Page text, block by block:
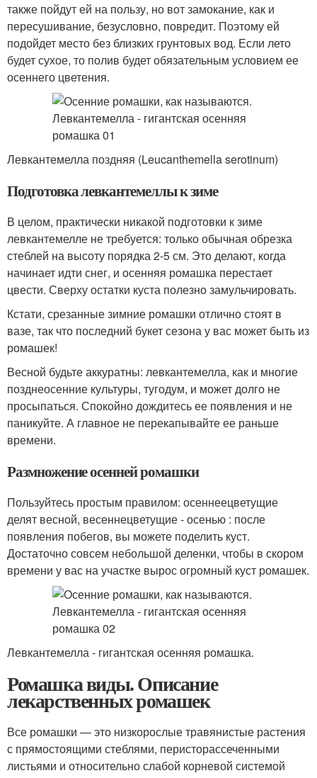
также пойдут ей на пользу, но вот замокание, как и
пересушивание, безусловно, повредит. Поэтому ей
подойдет место без близких грунтовых вод. Если лето
будет сухое, то полив будет обязательным условием ее
осеннего цветения.
Левкантемелла поздняя (Leucanthemella serotinum)
Подготовка левкантемеллы к зиме
В целом, практически никакой подготовки к зиме
левкантемелле не требуется: только обычная обрезка
стеблей на высоту порядка 2-5 см. Это делают, когда
начинает идти снег, и осенняя ромашка перестает
цвести. Сверху остатки куста полезно замульчировать.
Кстати, срезанные зимние ромашки отлично стоят в
вазе, так что последний букет сезона у вас может быть из
ромашек!
Весной будьте аккуратны: левкантемелла, как и многие
позднеосенние культуры, тугодум, и может долго не
просыпаться. Спокойно дождитесь ее появления и не
паникуйте. А главное не перекапывайте ее раньше
времени.
Размножение осенней ромашки
Пользуйтесь простым правилом: осеннеецветущие
делят весной, весеннецветущие - осенью : после
появления побегов, вы можете поделить куст.
Достаточно совсем небольшой деленки, чтобы в скором
времени у вас на участке вырос огромный куст ромашек.
Левкантемелла - гигантская осенняя ромашка.
Ромашка виды. Описание
лекарственных ромашек
Все ромашки — это низкорослые травянистые растения
с прямостоящими стеблями, перисторассеченными
листьями и относительно слабой корневой системой